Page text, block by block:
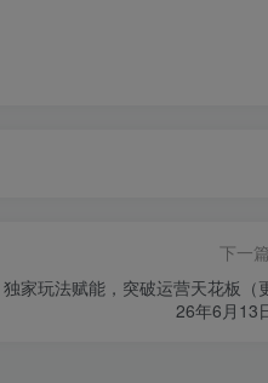
下一
家玩法赋能，突破运营天花板（
26年6月13